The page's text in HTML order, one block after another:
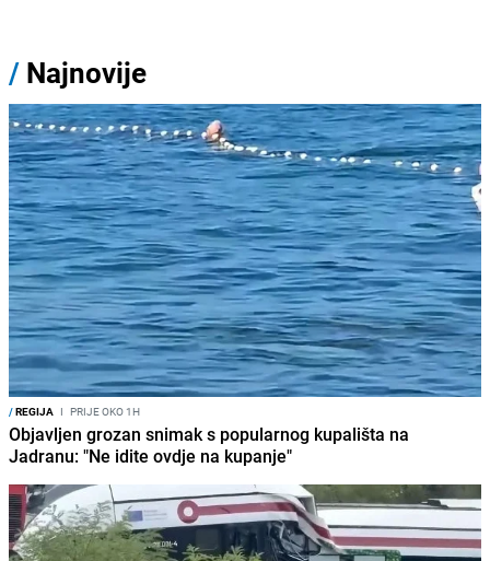
/ Najnovije
/REGIJA I PRIJE OKO 1H
Objavljen grozan snimak s popularnog kupališta na
Jadranu: "Ne idite ovdje na kupanje"